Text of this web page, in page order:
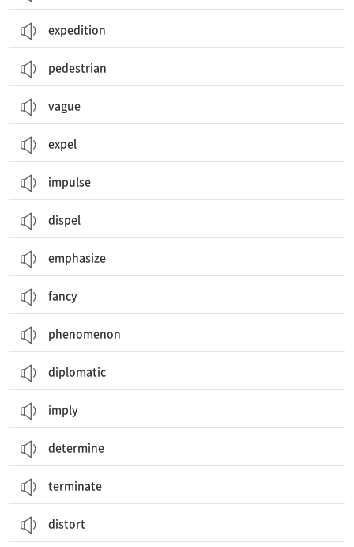
expedition
pedestrian
vague
expel
impulse
dispel
emphasize
fancy
phenomenon
diplomatic
imply
determine
terminate
distort